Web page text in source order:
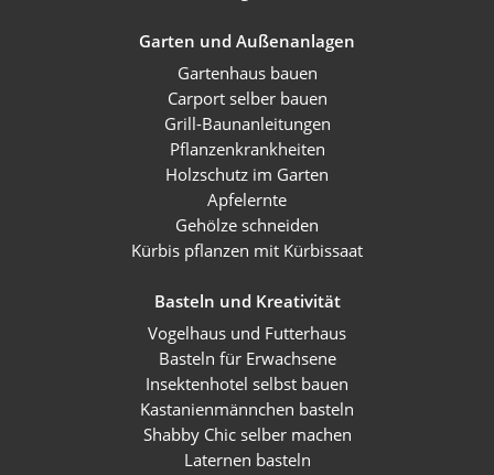
Garten und Außenanlagen
Gartenhaus bauen
Carport selber bauen
Grill-Baunanleitungen
Pflanzenkrankheiten
Holzschutz im Garten
Apfelernte
Gehölze schneiden
Kürbis pflanzen mit Kürbissaat
Basteln und Kreativität
Vogelhaus und Futterhaus
Basteln für Erwachsene
Insektenhotel selbst bauen
Kastanienmännchen basteln
Shabby Chic selber machen
Laternen basteln